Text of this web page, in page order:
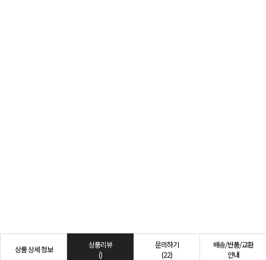
상품 상세 정보
상품리뷰
()
문의하기
(22)
배송/반품/교환
안내